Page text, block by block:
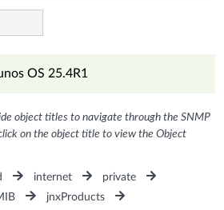
OS 25.4R1
object titles to navigate through the SNMP
on the object title to view the Object
internet
private
jnxProducts